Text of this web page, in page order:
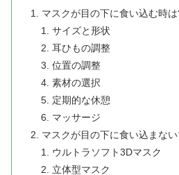
マスクが目の下に食い込む時
サイズと形状
耳ひもの調整
位置の調整
素材の選択
定期的な休憩
マッサージ
マスクが目の下に食い込まな
ウルトラソフト3Dマスク
立体型マスク